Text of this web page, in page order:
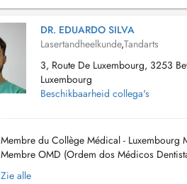
DR. EDUARDO SILVA
Lasertandheelkunde,Tandarts
3, Route De Luxembourg, 3253
Luxembourg
Beschikbaarheid collega's
Membre du Collège Médical - Luxembourg
Membre OMD (Ordem dos Médicos
Zie alle